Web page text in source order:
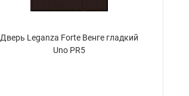
Дверь Leganza Forte Венге гладкий
Uno PR5